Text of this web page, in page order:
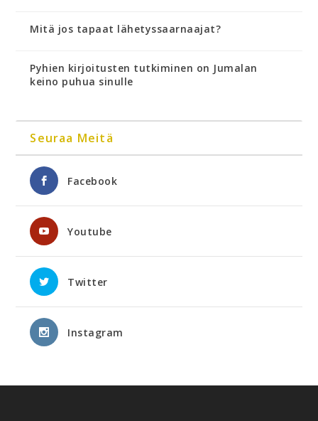
Mitä jos tapaat lähetyssaarnaajat?
Pyhien kirjoitusten tutkiminen on Jumalan
keino puhua sinulle
Seuraa Meitä
Facebook
Youtube
Twitter
Instagram